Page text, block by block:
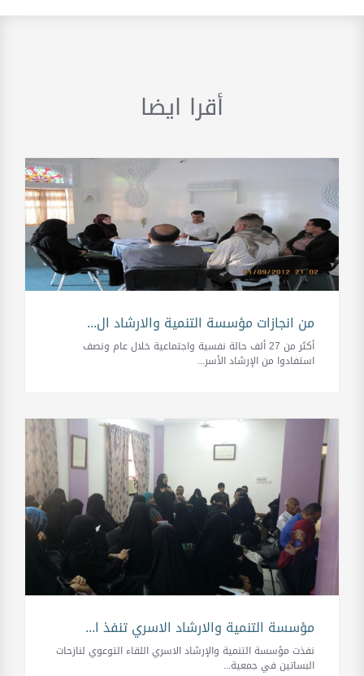
أقرا ايضا
من انجازات مؤسسة التنمية والارشاد ال...
أكثر من 27 ألف حالة نفسية واجتماعية خلال عام ونصف
استفادوا من الإرشاد الأسر...
مؤسسة التنمية والارشاد الاسري تنفذ ا...
نفذت مؤسسة التنمية والإرشاد الاسري اللقاء التوعوي لنازحات
البساتين في جمعية...